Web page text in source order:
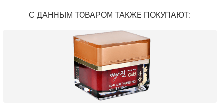
С ДАННЫМ ТОВАРОМ ТАКЖЕ ПОКУПАЮТ: